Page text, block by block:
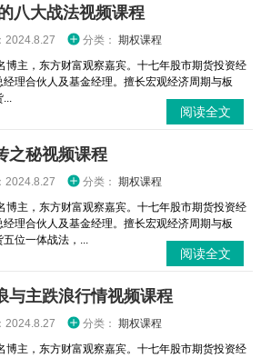
八大战法视频课程
2024.8.27 分类： 期权课程
博主，东方财富观察嘉宾。十七年股市期货投资经
理合伙人及基金经理。擅长宏观经济周期与板
...
阅读全文
之秘视频课程
2024.8.27 分类： 期权课程
博主，东方财富观察嘉宾。十七年股市期货投资经
理合伙人及基金经理。擅长宏观经济周期与板
位一体战法，...
阅读全文
与主跌浪行情视频课程
2024.8.27 分类： 期权课程
博主，东方财富观察嘉宾。十七年股市期货投资经